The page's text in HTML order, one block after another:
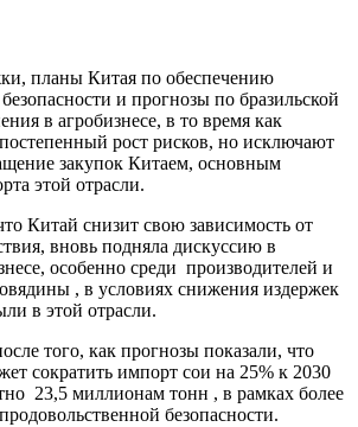
планы Китая по обеспечению
и прогнозы по бразильской
в агробизнесе, в то время как
рост рисков, но исключают
закупок Китаем, основным
этой отрасли.
Китай снизит свою зависимость от
вновь подняла дискуссию в
особенно среди производителей и
, в условиях снижения издержек
в этой отрасли.
того, как прогнозы показали, что
сократить импорт сои на 25% к 2030
23,5 миллионам тонн , в рамках более
безопасности.